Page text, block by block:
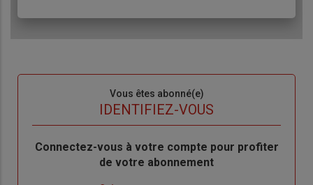
Vous êtes abonné(e)
IDENTIFIEZ-VOUS
Body
Connectez-vous à votre compte pour profiter
de votre abonnement